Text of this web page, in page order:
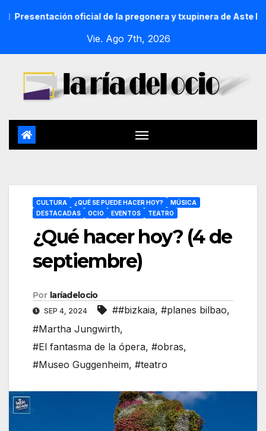
oficial de la pregonera y txupinera de Aste Nagusia 2026
Vie. Ago 7th, 2026
CULTURA ¿QUÉ SE PUEDE HACER HOY?
MÚSICA
DESTACADAS
OCIO EVENTOS TEATRO
¿Qué hacer hoy? (4 de
septiembre)
Por laríadelocio
SEP 4, 2024 ##bizkaia, #planes bilbao,
#Martha Jungwirth,
#El fantasma de la ópera, #obras,
#Museo Guggenheim, #teatro